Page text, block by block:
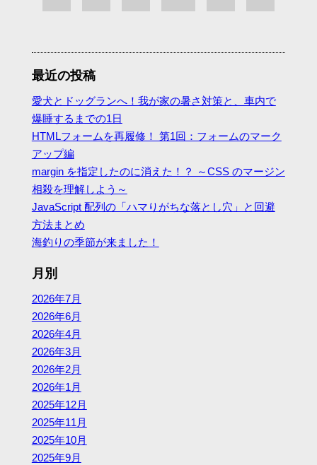
最近の投稿
愛犬とドッグランへ！我が家の暑さ対策と、車内で
爆睡するまでの1日
HTMLフォームを再履修！ 第1回：フォームのマーク
アップ編
margin を指定したのに消えた！？ ～CSS のマージン
相殺を理解しよう～
JavaScript 配列の「ハマりがちな落とし穴」と回避
方法まとめ
海釣りの季節が来ました！
月別
2026年7月
2026年6月
2026年4月
2026年3月
2026年2月
2026年1月
2025年12月
2025年11月
2025年10月
2025年9月